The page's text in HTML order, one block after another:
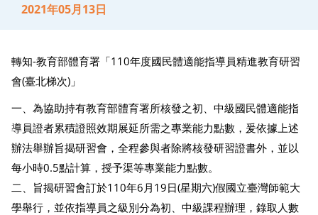
2021年05月13日
轉知-教育部體育署「110年度國民體適能指導員精進教育研習
會(臺北梯次)」
一、為協助持有教育部體育署所核發之初、中級國民體適能指
導員證者累積證照效期展延所需之專業能力點數，爰依據上述
辦法舉辦旨揭研習會，全程參與者除將核發研習證書外，並以
每小時0.5點計算，授予渠等專業能力點數。
二、旨揭研習會訂於110年6月19日(星期六)假國立臺灣師範大
學舉行，並依指導員之級別分為初、中級課程辦理，錄取人數